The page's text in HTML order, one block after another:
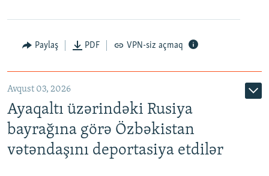
Paylaş PDF VPN-siz açmaq
Avqust 03, 2026
Ayaqaltı üzərindəki Rusiya
bayrağına görə Özbəkistan
vətəndaşını deportasiya etdilər